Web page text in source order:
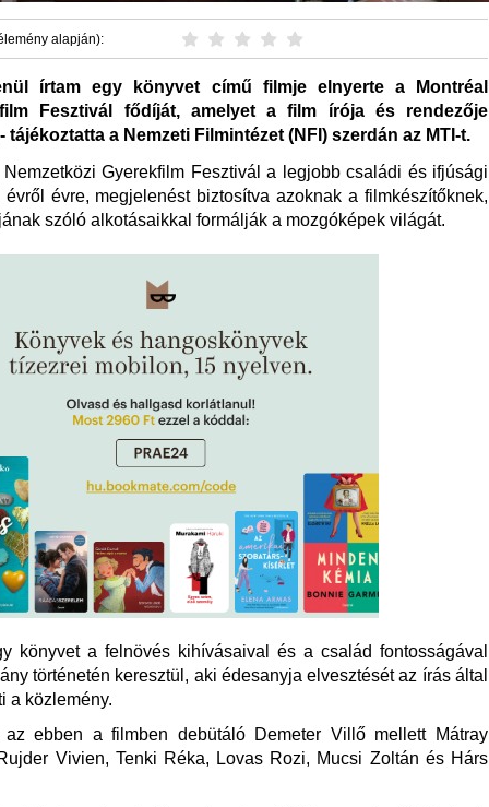
alapján):
írtam egy könyvet című filmje elnyerte a Montréal
Fesztivál fődíját, amelyet a film írója és rendezője
tájékoztatta a Nemzeti Filmintézet (NFI) szerdán az MTI-t.
Gyerekfilm Fesztivál a legjobb családi és ifjúsági
évre, megjelenést biztosítva azoknak a filmkészítőknek,
szóló alkotásaikkal formálják a mozgóképek világát.
könyvet a felnövés kihívásaival és a család fontosságával
történetén keresztül, aki édesanyja elvesztését az írás által
a közlemény.
ebben a filmben debütáló Demeter Villő mellett Mátray
Vivien, Tenki Réka, Lovas Rozi, Mucsi Zoltán és Hárs